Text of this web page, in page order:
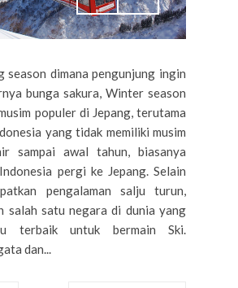
season dimana pengunjung ingin
bunga sakura, Winter season
populer di Jepang, terutama
yang tidak memiliki musim
sampai awal tahun, biasanya
pergi ke Jepang. Selain
pengalaman salju turun,
salah satu negara di dunia yang
terbaik untuk bermain Ski.
dan...